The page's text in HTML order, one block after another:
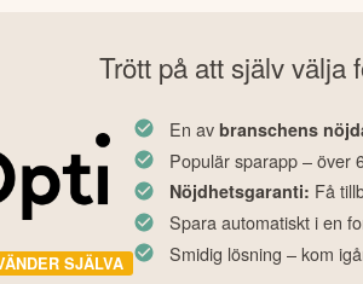
Trött på att själv välja
SJÄLVA
En avbranschens
Populär sparapp – över
Nöjdhetsgaranti: Få
Spara automatiskt i en
Smidig lösning – kom